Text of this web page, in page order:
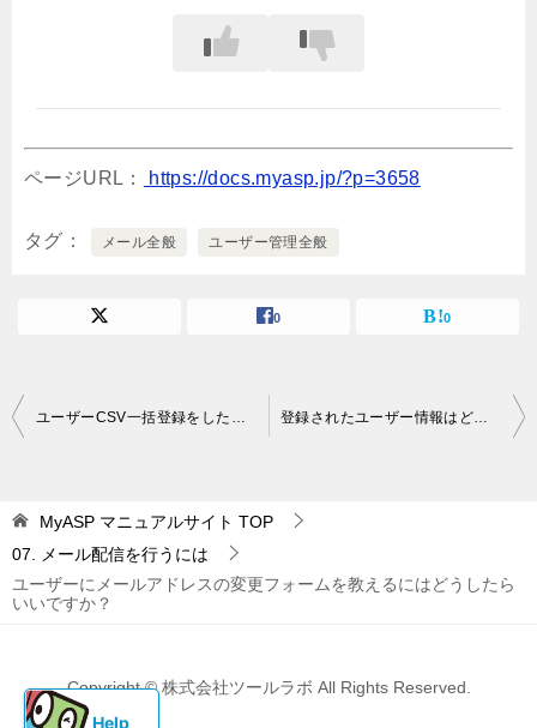
ページURL： https://docs.myasp.jp/?p=3658
タグ メール全般 ユーザー管理全般
0 0
投
ビ
ゲ
ー
ョ
ン
ユーザーCSV一括登録をしたのですが、ステップメールが送られない場合は、どうすればいいですか？ 登録されたユーザー情報はどこから確認できますか？
MyASP マニュアルサイト TOP
07. メール配信を行うには
ユーザーにメールアドレスの変更フォームを教えるにはどうしたら
いいですか？
Copyright © 株式会社ツールラボ All Rights Reserved.